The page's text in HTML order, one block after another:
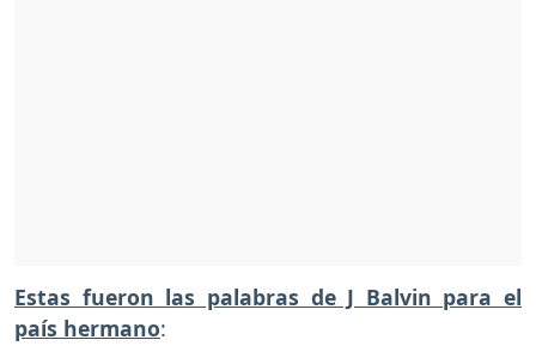
Estas fueron las palabras de J Balvin para el
país hermano: